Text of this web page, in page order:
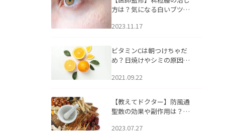
方は？気になる白いブツブ
アについて
2023.11.17
ビタミンCは朝つけちゃだ
め？日焼けやシミの原因に
2021.09.22
【教えてドクター】防風通
聖散の効果や副作用は？長
2023.07.27